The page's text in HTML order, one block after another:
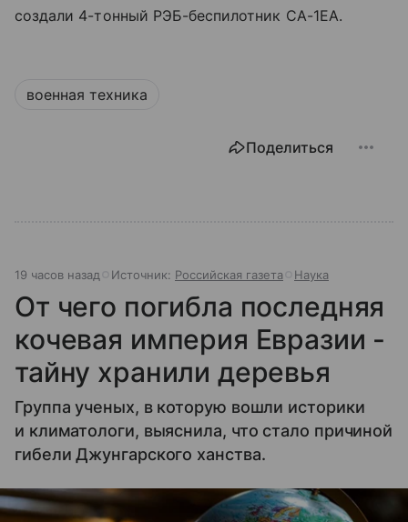
создали 4-тонный РЭБ-беспилотник CA-1EA.
военная техника
Поделиться
19 часов назад Источник: Российская газета Наука
От чего погибла последняя
кочевая империя Евразии -
тайну хранили деревья
Группа ученых, в которую вошли историки
и климатологи, выяснила, что стало причиной
гибели Джунгарского ханства.